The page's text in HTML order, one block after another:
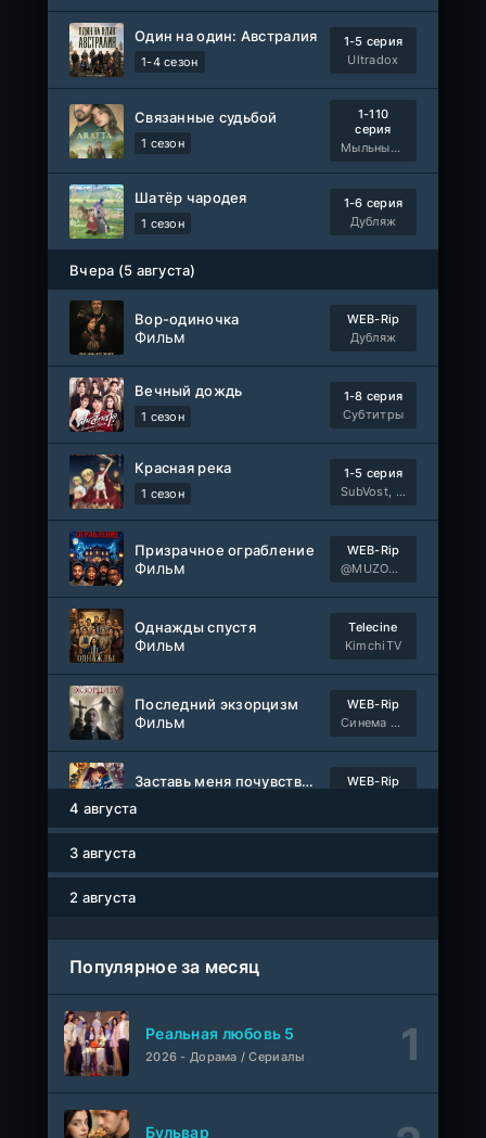
Один на один: Австралия
1-4 сезон
1-5 серия
Ultradox
Связанные судьбой
1 сезон
1-110
серия
Мыльные оперы Турции, AlisaDirilis, Субтитры
Шатёр чародея
1 сезон
1-6 серия
Дубляж
Вчера (5 августа)
Вор-одиночка
Фильм
WEB-Rip
Дубляж
Вечный дождь
1 сезон
1-8 серия
Субтитры
Красная река
1 сезон
1-5 серия
SubVost, Манипулятор, AnimeVost, Dream Cast
Призрачное ограбление
Фильм
WEB-Rip
@MUZOBOZ@
Однажды спустя
Фильм
Telecine
KimchiTV
Последний экзорцизм
Фильм
WEB-Rip
Синема УС
Заставь меня почувствовать
WEB-Rip
Сто лет одиночества
1-2 сезон
ColdFilm
1 сезон
Сердцебиение драм-хорс
WEB-Rip
4 августа
3 августа
2 августа
Популярное за месяц
Реальная любовь 5
2026 - Дорама / Сериалы
Бульвар